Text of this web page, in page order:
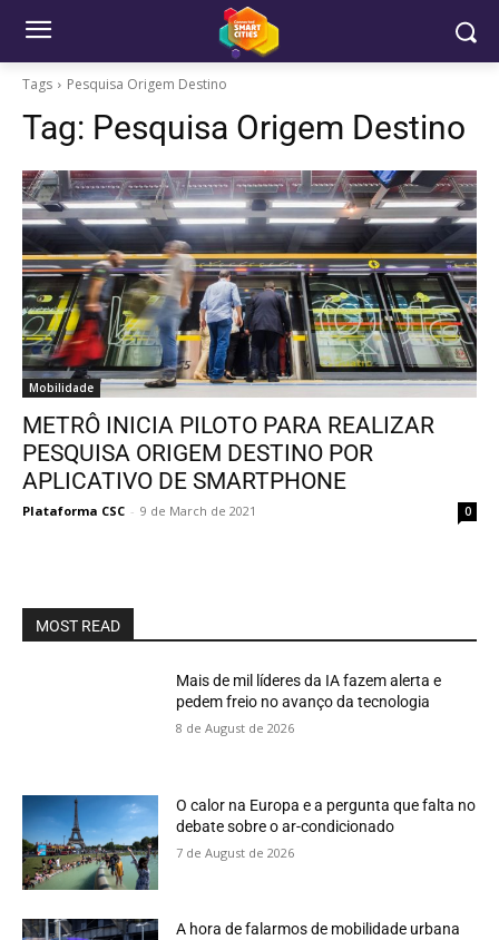
Tags Pesquisa Origem Destino
Tag: Pesquisa Origem Destino
Mobilidade
METRÔ INICIA PILOTO PARA REALIZAR
PESQUISA ORIGEM DESTINO POR
APLICATIVO DE SMARTPHONE
Plataforma CSC - 9 de March de 2021 0
MOST READ
Mais de mil líderes da IA fazem alerta e
pedem freio no avanço da tecnologia
8 de August de 2026
O calor na Europa e a pergunta que falta no
debate sobre o ar-condicionado
7 de August de 2026
A hora de falarmos de mobilidade urbana